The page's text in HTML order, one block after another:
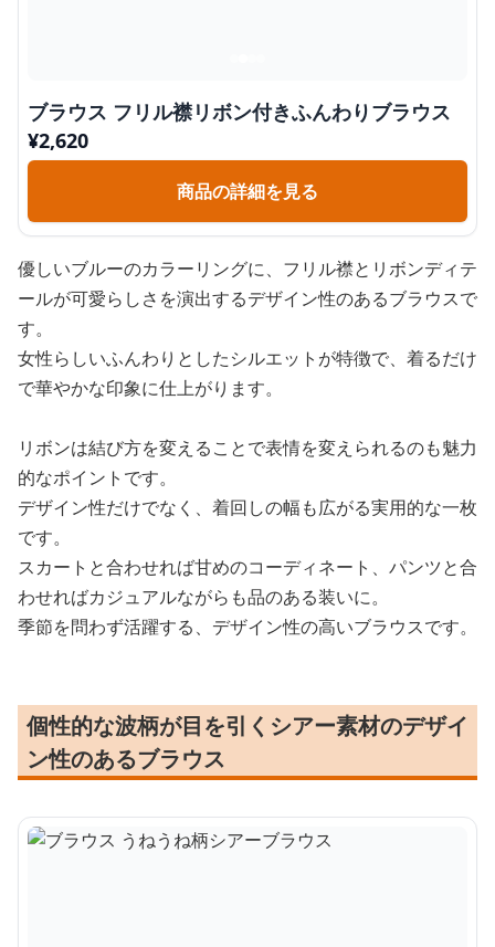
ブラウス フリル襟リボン付きふんわりブラウス
¥2,620
商品の詳細を見る
優しいブルーのカラーリングに、フリル襟とリボンディテ
ールが可愛らしさを演出するデザイン性のあるブラウスで
す。
女性らしいふんわりとしたシルエットが特徴で、着るだけ
で華やかな印象に仕上がります。
リボンは結び方を変えることで表情を変えられるのも魅力
的なポイントです。
デザイン性だけでなく、着回しの幅も広がる実用的な一枚
です。
スカートと合わせれば甘めのコーディネート、パンツと合
わせればカジュアルながらも品のある装いに。
季節を問わず活躍する、デザイン性の高いブラウスです。
個性的な波柄が目を引くシアー素材のデザイ
ン性のあるブラウス